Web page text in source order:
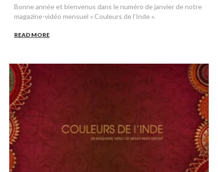
Bonne année et bienvenus dans le numéro de janvier de notre
magazine-vidéo mensuel « Couleurs de l’Inde ».
READ MORE